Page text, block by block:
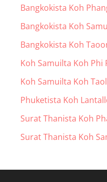
Bangkokista Koh
Bangkokista Koh
Bangkokista Koh
Koh Samuilta Koh Phi
Koh Samuilta Koh
Phuketista Koh
Surat Thanista Koh
Surat Thanista Koh